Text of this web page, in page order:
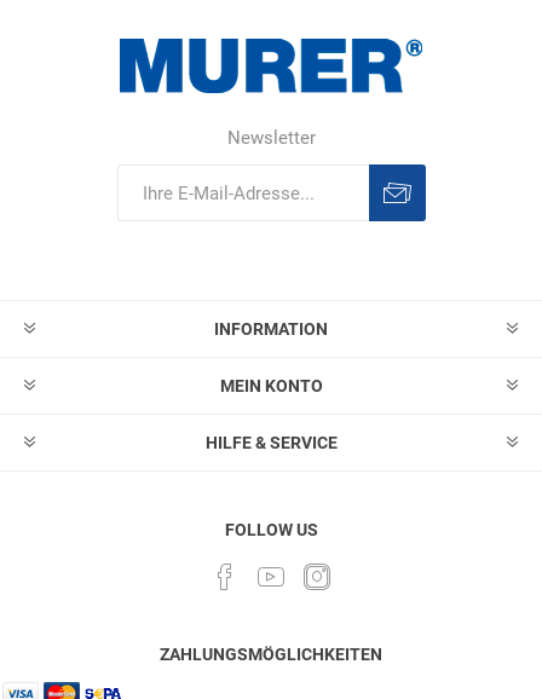
Newsletter
INFORMATION
MEIN KONTO
HILFE & SERVICE
FOLLOW US
ZAHLUNGSMÖGLICHKEITEN